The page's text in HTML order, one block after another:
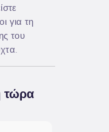
για τη
του
τώρα